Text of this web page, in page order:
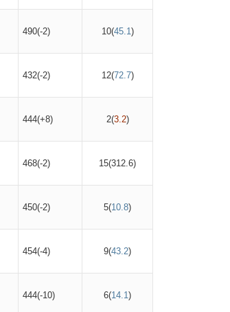
490(-2) 10(45.1)
432(-2) 12(72.7)
444(+8) 2(3.2)
468(-2) 15(312.6)
450(-2) 5(10.8)
454(-4) 9(43.2)
444(-10) 6(14.1)